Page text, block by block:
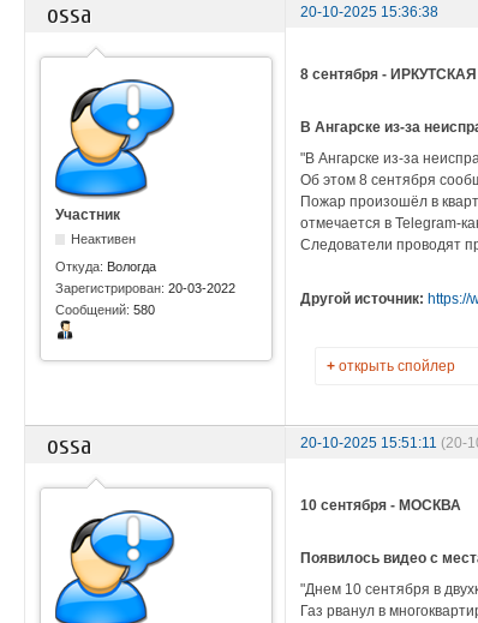
ossa 20-10-2025 15:36:38
Участник
Неактивен
Откуда: Вологда
Зарегистрирован:20-03-2022
Сообщений:580
8 сентября -
В Ангарске из-за
"В Ангарске из-за
Об этом 8 сентября
Пожар произошёл в
отмечается в Telegram-
Следователи проводят
Другой источник:https://
+ открыть спойлер
ossa 20-10-2025 15:51:11 (20-
10 сентября - МОСКВА
Появилось видео с
"Днем 10 сентября в
Газ рванул в